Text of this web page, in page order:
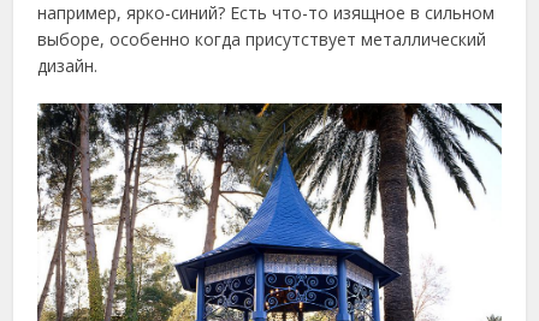
например, ярко-синий? Есть что-то изящное в сильном
выборе, особенно когда присутствует металлический
дизайн.